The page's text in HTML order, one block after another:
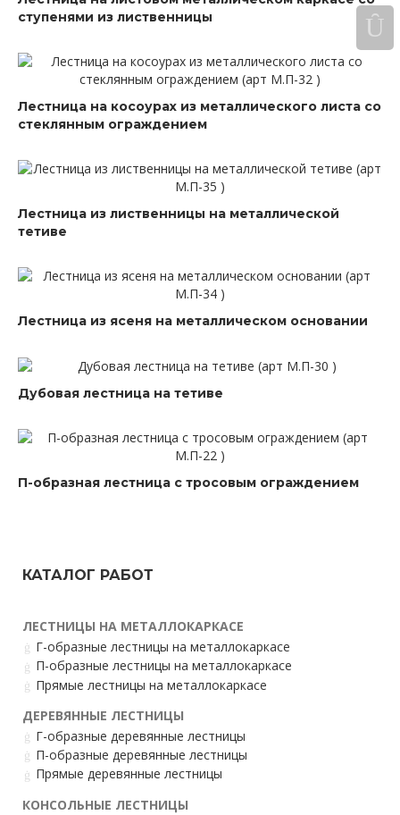
КАТАЛОГ РАБОТ
ЛЕСТНИЦЫ НА МЕТАЛЛОКАРКАСЕ
Г-образные лестницы на металлокаркасе
П-образные лестницы на металлокаркасе
Прямые лестницы на металлокаркасе
ДЕРЕВЯННЫЕ ЛЕСТНИЦЫ
Г-образные деревянные лестницы
П-образные деревянные лестницы
Прямые деревянные лестницы
КОНСОЛЬНЫЕ ЛЕСТНИЦЫ
ступенями из лиственницы
Лестница на косоурах из металлического листа со
стеклянным ограждением
Лестница из лиственницы на металлической
тетиве
Лестница из ясеня на металлическом основании
Дубовая лестница на тетиве
П-образная лестница с тросовым ограждением